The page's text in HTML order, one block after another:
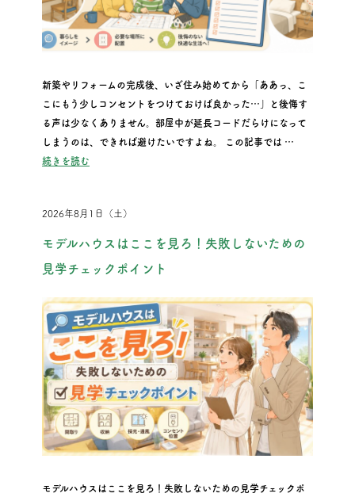
新築やリフォームの完成後、いざ住み始めてから「ああっ、こ
こにもう少しコンセントをつけておけば良かった…」と後悔す
る声は少なくありません。部屋中が延長コードだらけになって
しまうのは、できれば避けたいですよね。 この記事では …
続きを読む“コンセント位置で後悔しない！「ここにあれば…」を防ぐ計
2026年8月1日（土）
モデルハウスはここを見ろ！失敗しないための
見学チェックポイント
モデルハウスはここを見ろ！失敗しないための見学チェックポ